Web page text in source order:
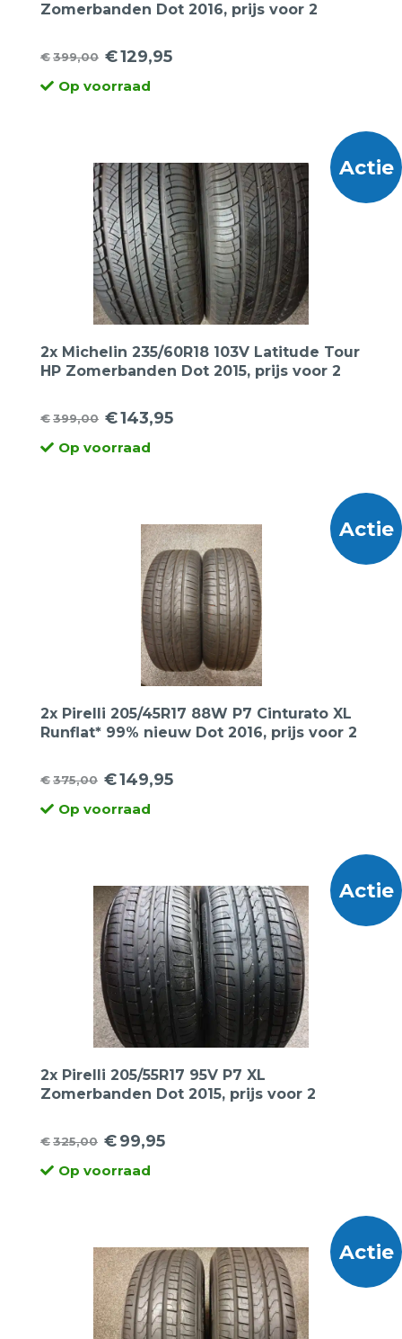
Zomerbanden Dot 2016, prijs voor 2
€399,00
Oorspronkelijke
prijs
€129,95
Huidige
prijsOp voorraad
Actie
2x Michelin 235/60R18 103V Latitude Tour
HP Zomerbanden Dot 2015, prijs voor 2
€399,00
Oorspronkelijke
prijs
€143,95
Huidige
prijsOp voorraad
Actie
2x Pirelli 205/45R17 88W P7 Cinturato XL
Runflat* 99% nieuw Dot 2016, prijs voor 2
€375,00
Oorspronkelijke
prijs
€149,95
Huidige
prijsOp voorraad
Actie
2x Pirelli 205/55R17 95V P7 XL
Zomerbanden Dot 2015, prijs voor 2
€325,00
Oorspronkelijke
prijs
€99,95
Huidige
prijsOp voorraad
Actie